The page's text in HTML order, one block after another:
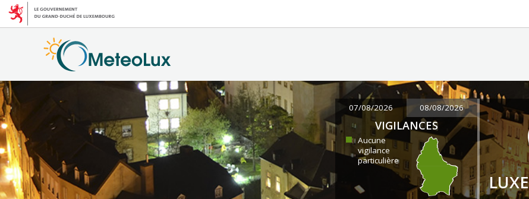
07/08/2026 08/08/2026
VIGILANCES
Aucune
vigilance
particulière